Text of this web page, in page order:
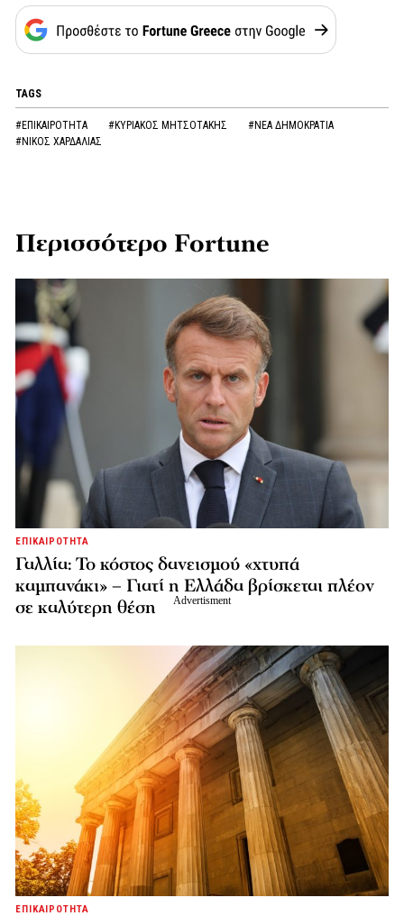
TAGS
#ΕΠΙΚΑΙΡΟΤΗΤΑ #ΚΥΡΙΑΚΟΣ ΜΗΤΣΟΤΑΚΗΣ
#ΝΕΑ ΔΗΜΟΚΡΑΤΙΑ
#ΝΙΚΟΣ ΧΑΡΔΑΛΙΑΣ
Περισσότερο Fortune
ΕΠΙΚΑΙΡΟΤΗΤΑ
Γαλλία: Το κόστος δανεισμού «χτυπά
καμπανάκι» – Γιατί η Ελλάδα βρίσκεται πλέον
σε καλύτερη θέση
ΕΠΙΚΑΙΡΟΤΗΤΑ